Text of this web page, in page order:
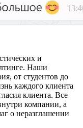
и
Наши
от студентов до
каждого клиента
клиента. Все
компании, а
о неразглашении